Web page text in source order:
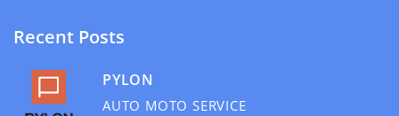
Recent Posts
PYLON
AUTO MOTO SERVICE